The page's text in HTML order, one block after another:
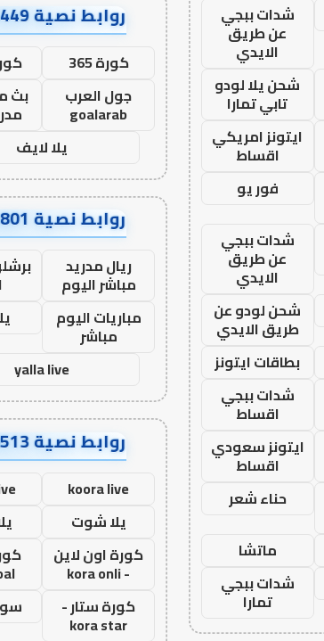
شدات ببجي
عن طريق
الايدي
شحن يلا لودو
تابي تمارا
ايتونز امريكي
اقساط
فور يو
شدات ببجي
عن طريق
الايدي
شحن لودو عن
طريق الايدي
بطاقات ايتونز
شدات ببجي
اقساط
ايتونز سعودي
اقساط
حناء شعر
ماتشا
شدات ببجي
تمارا
روابط نصية AA67449
كورة 365
جول العرب
goalarab
بث
يلا لايف
روابط نصية AA32801
ريال مدريد
مباشر اليوم
مباريات اليوم
مباشر
yalla live
روابط نصية AA80513
koora live
يلا شوت
كورة اون لاين
- kora onli
كورة ستار -
kora star